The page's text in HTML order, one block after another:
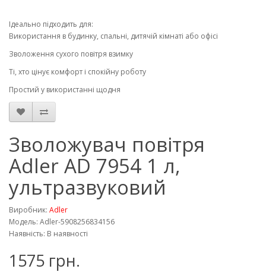
Ідеально підходить для:
Використання в будинку, спальні, дитячій кімнаті або офісі
Зволоження сухого повітря взимку
Ті, хто цінує комфорт і спокійну роботу
Простий у використанні щодня
Зволожувач повітря
Adler AD 7954 1 л,
ультразвуковий
Виробник: Adler
Модель: Adler-5908256834156
Наявність: В наявності
1575 грн.